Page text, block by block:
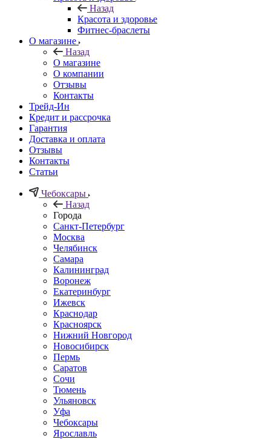
Назад
Красота и здоровье
Фитнес-браслеты
О магазине
Назад
О магазине
О компании
Отзывы
Контакты
Трейд-Ин
Кредит и рассрочка
Гарантия
Доставка и оплата
Отзывы
Контакты
Статьи
Чебоксары
Назад
Города
Санкт-Петербург
Москва
Челябинск
Самара
Калининград
Воронеж
Екатеринбург
Ижевск
Краснодар
Красноярск
Нижний Новгород
Новосибирск
Пермь
Саратов
Сочи
Тюмень
Ульяновск
Уфа
Чебоксары
Ярославль